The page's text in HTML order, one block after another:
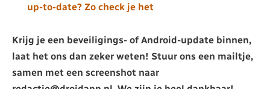
up-to-date? Zo check je het
Krijg je een beveiligings- of Android-update binnen,
laat het ons dan zeker weten! Stuur ons een mailtje,
samen met een screenshot naar